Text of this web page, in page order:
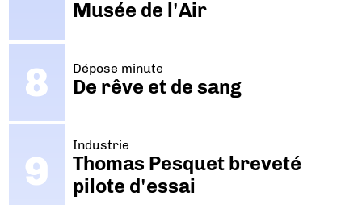
Musée de l'Air
Dépose minute
De rêve et de sang
Industrie
Thomas Pesquet breveté
pilote d'essai